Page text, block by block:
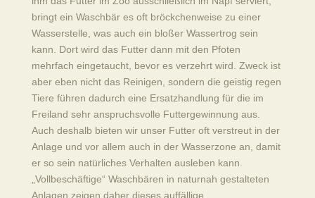
bringt ein Waschbär es oft bröckchenweise zu einer
Wasserstelle, was auch ein bloßer Wassertrog sein
kann. Dort wird das Futter dann mit den Pfoten
mehrfach eingetaucht, bevor es verzehrt wird. Zweck ist
aber eben nicht das Reinigen, sondern die geistig regen
Tiere führen dadurch eine Ersatzhandlung für die im
Freiland sehr anspruchsvolle Futtergewinnung aus.
Auch deshalb bieten wir unser Futter oft verstreut in der
Anlage und vor allem auch in der Wasserzone an, damit
er so sein natürliches Verhalten ausleben kann.
„Vollbeschäftige“ Waschbären in naturnah gestalteten
Anlagen zeigen daher dieses auffällige